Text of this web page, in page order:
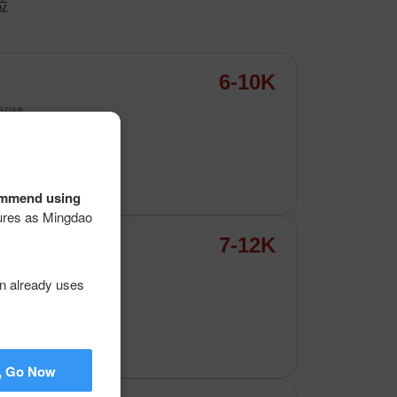
6-10K
聘
7-12K
using
as Mingdao
already uses
Go Now